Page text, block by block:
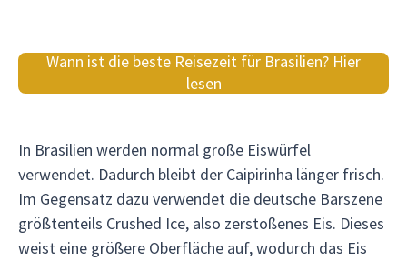
Wann ist die beste Reisezeit für Brasilien? Hier
lesen
In Brasilien werden normal große Eiswürfel
verwendet. Dadurch bleibt der Caipirinha länger frisch.
Im Gegensatz dazu verwendet die deutsche Barszene
größtenteils Crushed Ice, also zerstoßenes Eis. Dieses
weist eine größere Oberfläche auf, wodurch das Eis